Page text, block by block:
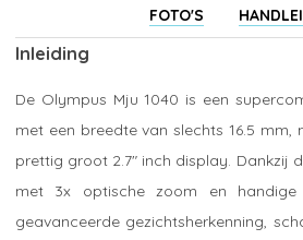
FOTO'S
Inleiding
De Olympus Mju 1040 is een
met een breedte van slechts 16.5
prettig groot 2.7" inch display. Dankzij
met 3x optische zoom en handige
geavanceerde gezichtsherkenning,